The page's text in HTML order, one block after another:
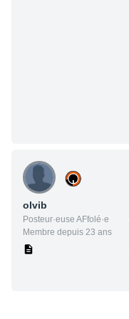
olvib
Posteur·euse AFfolé·e
Membre depuis 23 ans